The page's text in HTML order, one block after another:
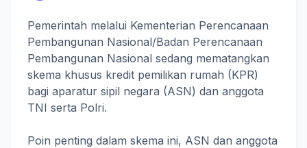
Pemerintah melalui Kementerian Perencanaan
Pembangunan Nasional/Badan Perencanaan
Pembangunan Nasional sedang mematangkan
skema khusus kredit pemilikan rumah (KPR)
bagi aparatur sipil negara (ASN) dan anggota
TNI serta Polri.
Poin penting dalam skema ini, ASN dan anggota